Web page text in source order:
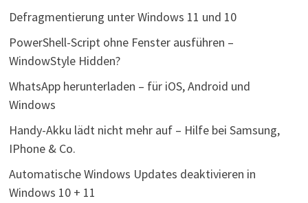
Defragmentierung unter Windows 11 und 10
PowerShell-Script ohne Fenster ausführen –
WindowStyle Hidden?
WhatsApp herunterladen – für iOS, Android und
Windows
Handy-Akku lädt nicht mehr auf – Hilfe bei Samsung,
IPhone & Co.
Automatische Windows Updates deaktivieren in
Windows 10 + 11